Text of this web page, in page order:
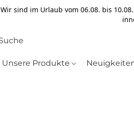
Wir sind im Urlaub vom 06.08. bis
Unsere Produkte